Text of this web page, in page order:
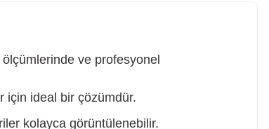
ve profesyonel
için ideal bir çözümdür.
kolayca görüntülenebilir.